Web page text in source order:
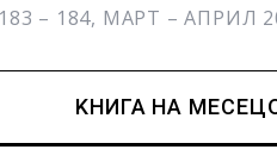
– 184, МАРТ – АПРИЛ
KНИГА НА